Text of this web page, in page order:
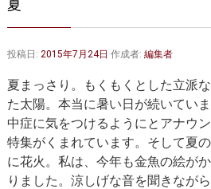
何歳まで手術は可能か？ イン
大動脈瘤について 詳細編
胸部大動脈瘤 胸腹
腹部大動脈瘤 大
ステントグラフトによる治療 年齢
夏
投稿日: 2015年7月24日 作成者: 編集者
夏まっさり。もくもくとした立派
た太陽。本当に暑い日が続いてい
中症に気をつけるようにとアナウ
特集がくまれています。そして夏
に花火。私は、今年も金魚の絵が
りました。涼しげな音を聞きなが